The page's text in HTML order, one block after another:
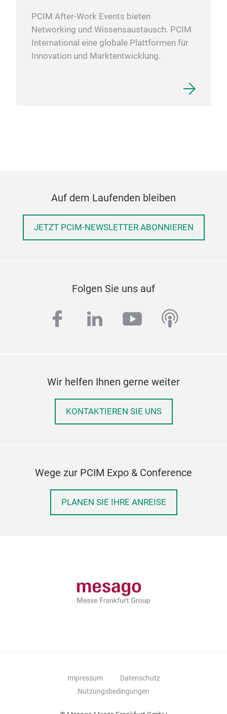
PCIM After-Work Events bieten
Networking und Wissensaustausch. PCIM
International eine globale Plattformen für
Innovation und Marktentwicklung.
Auf dem Laufenden bleiben
JETZT PCIM-NEWSLETTER ABONNIEREN
Folgen Sie uns auf
facebook
linkedinyoutube
Wir helfen Ihnen gerne weiter
KONTAKTIEREN SIE UNS
Wege zur PCIM Expo & Conference
PLANEN SIE IHRE ANREISE
Impressum
Datenschutz
Nutzungsbedingungen